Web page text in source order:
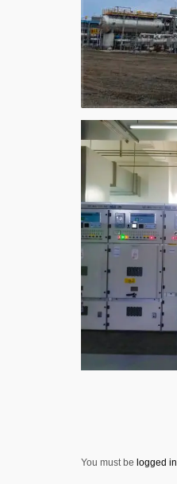
You must be logged in